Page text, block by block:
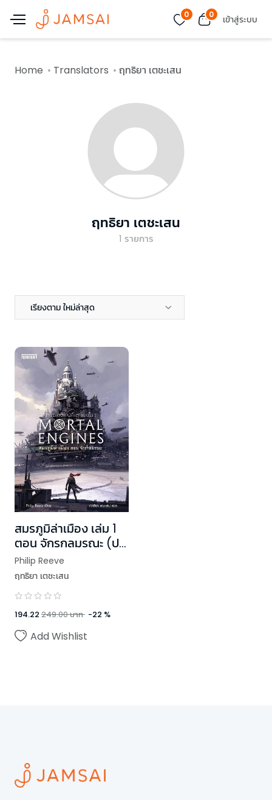
0 0 เข้าสู่ระบบ
Home Translators ฤทธิยา เตชะเสน
ฤทธิยา เตชะเสน
1 รายการ
เรียงตาม ใหม่ล่าสุด
สมรภูมิล่าเมือง เล่ม 1
ตอน จักรกลมรณะ (ปก
ใหม่)
Philip Reeve
ฤทธิยา เตชะเสน
194.22 249.00บาท -22 %
Add Wishlist